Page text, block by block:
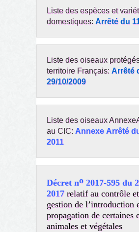
Liste des espèces et
domestiques: Arrêté du
Liste des oiseaux
territoire Français: Arrêté
29/10/2009
Liste des oiseaux
au CIC: Annexe Arrêté
2011
Décret no 2017-595 du
2017 relatif au contrôle
gestion de l’introduction
propagation de certaines
animales et végétales